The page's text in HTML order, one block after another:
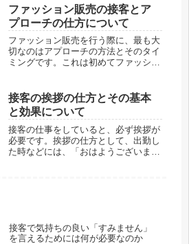
時につかむ事が出来るようになる事
は、販売を行う上でとても大切な事に
なり...
ファッション販売の接客とア
プローチの仕方について
ファッション販売を行う際に、最も大
切なのはアプローチの方法とそのタイ
ミングです。これは初めてファッショ
多くの新人販売員が初めて持つ悩みで
もあります。アプローチがうまくいか
な...
接客の挨拶の仕方とその基本
と効果について
接客の仕事をしていると、必ず挨拶が
必要です。挨拶の仕方として、出勤し
た時などには、「おはようございま
接客で気持ちの良い「すみません」
を言えるためには何が必要なのか